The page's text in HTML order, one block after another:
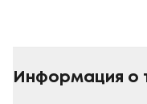
Информация о